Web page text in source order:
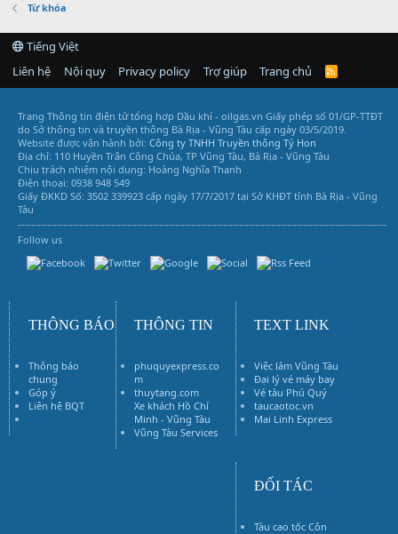
Từ khóa
Tiếng Việt
Liên hệ
Nội quy Privacy policy Trợ giúp Trang chủ
R
Trang Thông tin điện tử tổng hợp Dầu khí - oilgas.vn Giấy phép số 01/GP-TTĐT
do Sở thông tin và truyền thông Bà Rịa - Vũng Tàu cấp ngày 03/5/2019.
Website được vận hành bởi: Công ty TNHH Truyền thông Tý Hon
Địa chỉ: 110 Huyền Trân Công Chúa, TP Vũng Tàu, Bà Rịa - Vũng Tàu
Chịu trách nhiệm nội dung: Hoàng Nghĩa Thanh
Điện thoại: 0938 948 549
Giấy ĐKKD Số: 3502 339923 cấp ngày 17/7/2017 tại Sở KHĐT tỉnh Bà Rịa - Vũng
Tàu
Follow us
THÔNG BÁO
Thông báo
chung
Góp ý
Liên hệ BQT
THÔNG TIN
phuquyexpress.co
m
thuytang.com
Xe khách Hồ Chí
Minh - Vũng Tàu
Vũng Tàu Services
TEXT LINK
Việc làm Vũng Tàu
Đại lý vé máy bay
Vé tàu Phú Quý
taucaotoc.vn
Mai Linh Express
ĐỐI TÁC
Tàu cao tốc Côn